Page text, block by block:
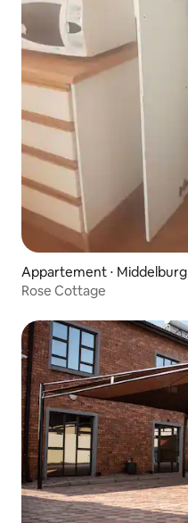
Appartement ⋅ Middelburg
Rose Cottage